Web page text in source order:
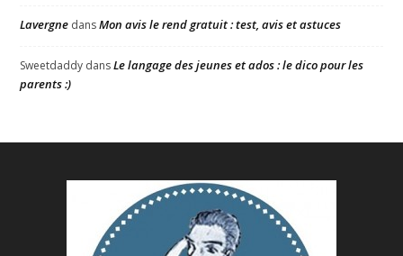
Lavergne dansMon avis le rend gratuit : test, avis et astuces
Sweetdaddy dansLe langage des jeunes et ados : le dico pour les
parents :)